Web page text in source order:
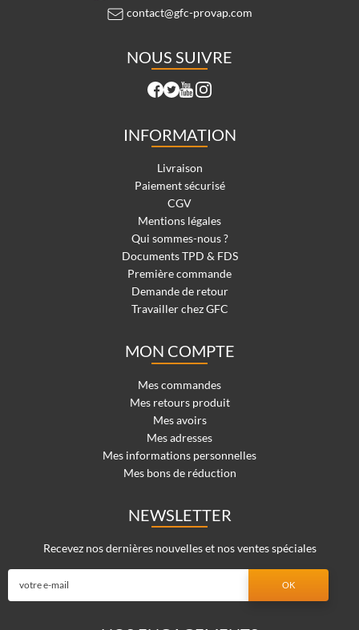
contact@gfc-provap.com
NOUS SUIVRE
INFORMATION
Livraison
Paiement sécurisé
CGV
Mentions légales
Qui sommes-nous ?
Documents TPD & FDS
Première commande
Demande de retour
Travailler chez GFC
MON COMPTE
Mes commandes
Mes retours produit
Mes avoirs
Mes adresses
Mes informations personnelles
Mes bons de réduction
NEWSLETTER
Recevez nos dernières nouvelles et nos ventes spéciales